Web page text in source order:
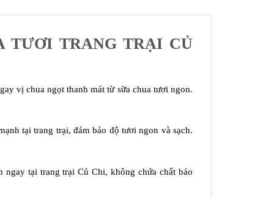
TƯƠI TRANG TRẠI CỦ
vị chua ngọt thanh mát từ sữa chua tươi ngon.
tại trang trại, đảm bảo độ tươi ngon và sạch.
tại trang trại Củ Chi, không chứa chất bảo